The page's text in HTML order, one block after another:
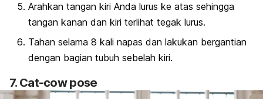
Arahkan tangan kiri Anda lurus ke atas sehingga
tangan kanan dan kiri terlihat tegak lurus.
Tahan selama 8 kali napas dan lakukan bergantian
dengan bagian tubuh sebelah kiri.
7. Cat-cow pose